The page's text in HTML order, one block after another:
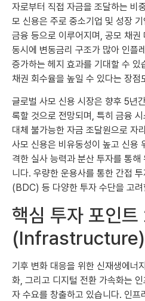
자로부터 직접 자금을 조달하는 비
모 신용은 주로 중소기업 및 성장
금융 등으로 이루어지며, 공모 채권
동시에 변동금리 구조가 많아 인플
증가하는 헤지 효과를 기대할 수 있
채권 회수율을 높일 수 있다는 장점
글로벌 사모 신용 시장은 향후 5년
록할 것으로 전망되며, 특히 금융
대체 불가능한 자금 조달원으로 자
사모 신용은 비유동성이 높고 신용
격한 실사 능력과 분산 투자를 통
니다. 우량한 운용사를 통한 간접
(BDC) 등 다양한 투자 수단을 고려
핵심 투자 포인
(Infrastructure)
기후 변화 대응을 위한 신재생에너
화, 그리고 디지털 전환 가속화는
자 수요를 창출하고 있습니다. 인프